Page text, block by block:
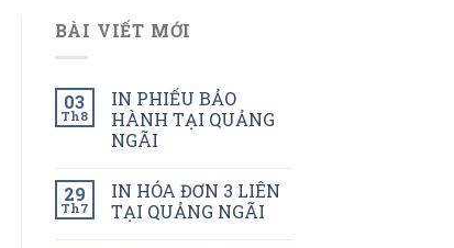
BÀI VIẾT MỚI
03
Th8
IN PHIẾU BẢO
HÀNH TẠI QUẢNG
NGÃI
29
Th7
IN HÓA ĐƠN 3 LIÊN
TẠI QUẢNG NGÃI